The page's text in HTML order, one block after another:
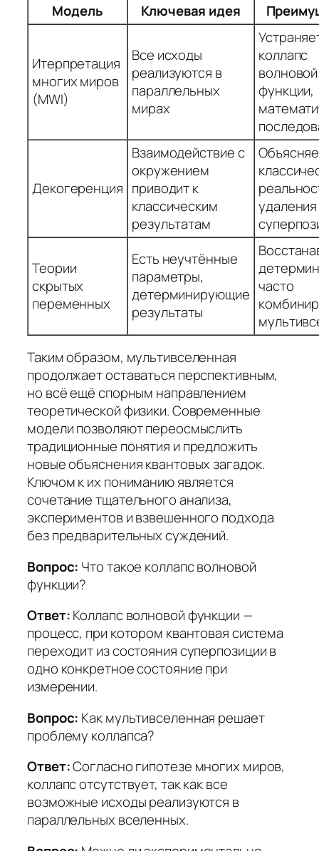
Модель
Ключевая идея
Итерпретация
многих миров
(MWI)
Все исходы
реализуются в
параллельных
мирах
коллапс
волновой
функции,
Декогеренция
Взаимодействие с
окружением
приводит к
классическим
результатам
удаления
Теории
скрытых
переменных
Есть неучтённые
параметры,
детерминирующие
результаты
часто
Таким образом, мультивселенная
продолжает оставаться перспективным,
но всё ещё спорным направлением
теоретической физики. Современные
модели позволяют переосмыслить
традиционные понятия и предложить
новые объяснения квантовых загадок.
Ключом к их пониманию является
сочетание тщательного анализа,
экспериментов и взвешенного подхода
без предварительных суждений.
Вопрос: Что такое коллапс волновой
функции?
Ответ:Коллапс волновой функции —
процесс, при котором квантовая система
переходит из состояния суперпозиции в
одно конкретное состояние при
измерении.
Вопрос: Как мультивселенная решает
проблему коллапса?
Ответ:Согласно гипотезе многих миров,
коллапс отсутствует, так как все
возможные исходы реализуются в
параллельных вселенных.